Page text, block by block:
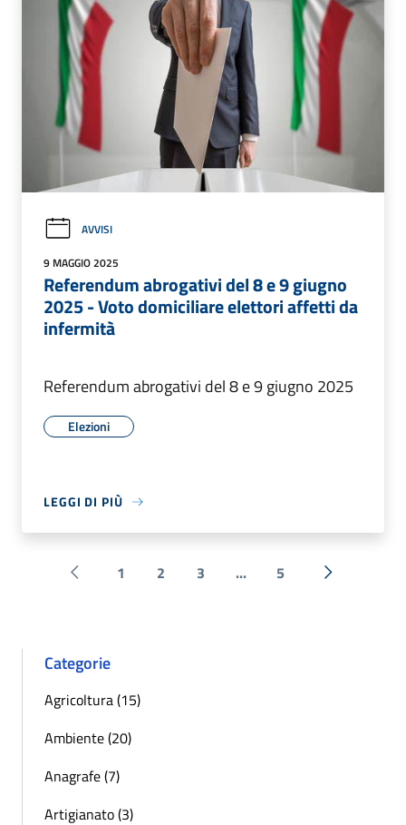
AVVISI
9 MAGGIO 2025
Referendum abrogativi del 8 e 9 giugno
2025 - Voto domiciliare elettori affetti da
infermità
Referendum abrogativi del 8 e 9 giugno 2025
Elezioni
LEGGI DI PIÙ
Pagina precedente
1 2 3 ... 5 Successiva
Categorie
Agricoltura (15)
Ambiente (20)
Anagrafe (7)
Artigianato (3)